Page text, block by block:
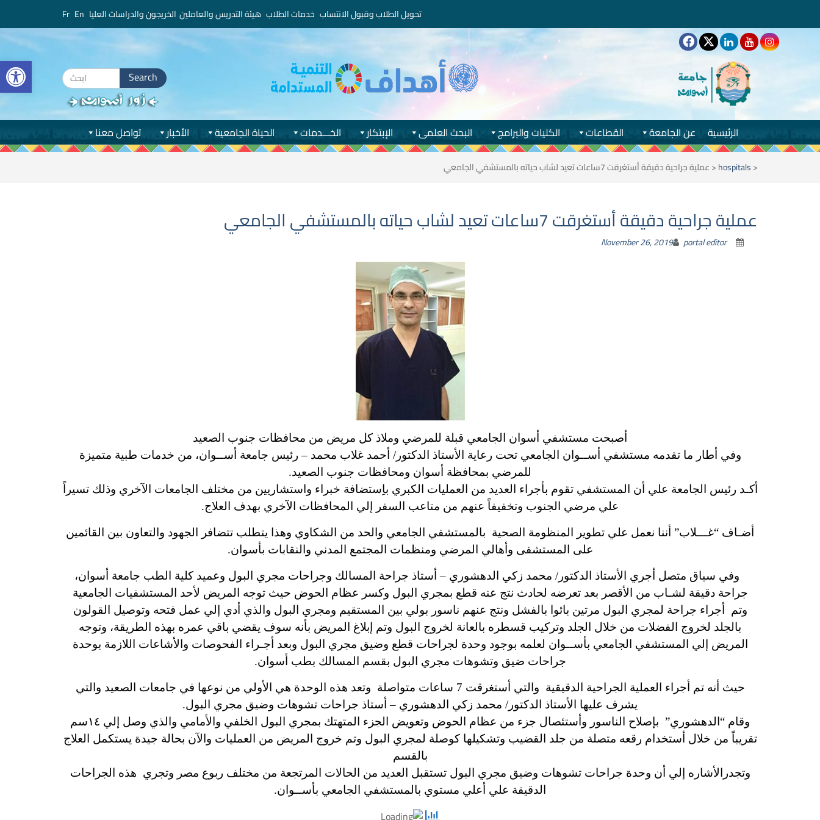
تحويل الطلاب وقبول الانتساب خدمات الطلاب هيئة التدريس والعاملين الخريجون والدراسات العليا
Search
for:
تواصل معنا الأخبار الحياة الجامعية الخـــدمات الإبتكار البحث العلمى الكليات والبرامج القطاعات عن الجامعة الرئيسية
<
hospitals
<عملية جراحية دقيقة أستغرقت 7ساعات تعيد لشاب حياته بالمستشفي الجامعي
عملية جراحية دقيقة أستغرقت 7ساعات تعيد لشاب حياته بالمستشفي الجامعي
November 26, 2019 portal editor
أصبحت مستشفي أسوان الجامعي قبلة للمرضي وملاذ كل مريض من محافظات جنوب الصعيد
وفي أطار ما تقدمه مستشفي أســوان الجامعي تحت رعاية الأستاذ الدكتور/ أحمد غلاب محمد – رئيس جامعة أســوان، من خدمات طبية متميزة
للمرضي بمحافظة أسوان ومحافظات جنوب الصعيد.
أكـد رئيس الجامعة علي أن المستشفي تقوم بأجراء العديد من العمليات الكبري باِستضافة خبراء واستشاريين من مختلف الجامعات الآخري وذلك تسيراً
علي مرضي الجنوب وتخفيفاً عنهم من متاعب السفر إلي المحافظات الآخري بهدف العلاج.
أضـاف “غـــلاب” أننا نعمل علي تطوير المنظومة الصحية بالمستشفي الجامعي والحد من الشكاوي وهذا يتطلب تتضافر الجهود والتعاون بين القائمين
على المستشفى وأهالي المرضي ومنظمات المجتمع المدني والنقابات بأسوان.
وفي سياق متصل أجري الأستاذ الدكتور/ محمد زكي الدهشوري – أستاذ جراحة المسالك وجراحات مجري البول وعميد كلية الطب جامعة أسوان،
جراحة دقيقة لشـاب من الأقصر بعد تعرضه لحادث نتج عنه قطع بمجري البول وكسر عظام الحوض حيث توجه المريض لأحد المستشفيات الجامعية
وتم أجراء جراحة لمجري البول مرتين بائوا بالفشل ونتج عنهم ناسور بولي بين المستقيم ومجري البول والذي أدي إلي عمل فتحه وتوصيل القولون
بالجلد لخروج الفضلات من خلال الجلد وتركيب قسطره بالعانة لخروج البول وتم إبلاغ المريض بأنه سوف يقضي باقي عمره بهذه الطريقة، وتوجه
المريض إلي المستشفي الجامعي بأســوان لعلمه بوجود وحدة لجراحات قطع وضيق مجري البول وبعد أجـراء الفحوصات والأشاعات اللازمة بوحدة
جراحات ضيق وتشوهات مجري البول بقسم المسالك بطب أسوان.
حيث أنه تم أجراء العملية الجراحية الدقيقية والتي أستغرقت 7 ساعات متواصلة وتعد هذه الوحدة هي الأولي من نوعها في جامعات الصعيد والتي
يشرف عليها الأستاذ الدكتور/ محمد زكي الدهشوري – أستاذ جراحات تشوهات وضيق مجري البول.
وقام “الدهشوري” بإصلاح الناسور وأستئصال جزء من عظام الحوض وتعويض الجزء المتهتك بمجري البول الخلفي والأمامي والذي وصل إلي ١٤سم
تقريباً من خلال أستخدام رقعه متصلة من جلد القضيب وتشكيلها كوصلة لمجري البول وتم خروج المريض من العمليات والآن بحالة جيدة يستكمل العلاج
بالقسم
وتجدرالأشاره إلي أن وحدة جراحات تشوهات وضيق مجري البول تستقبل العديد من الحالات المرتجعة من مختلف ربوع مصر وتجري هذه الجراحات
الدقيقة علي أعلي مستوي بالمستشفي الجامعي بأســوان.